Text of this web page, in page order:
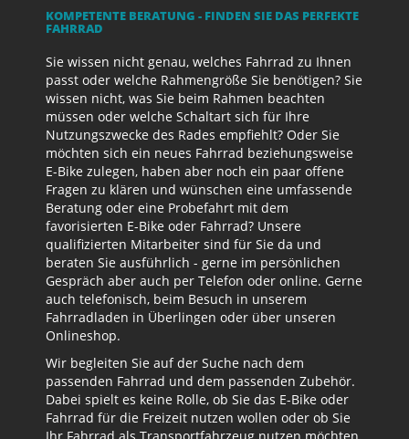
KOMPETENTE BERATUNG - FINDEN SIE DAS PERFEKTE
FAHRRAD
Sie wissen nicht genau, welches Fahrrad zu Ihnen
passt oder welche Rahmengröße Sie benötigen? Sie
wissen nicht, was Sie beim Rahmen beachten
müssen oder welche Schaltart sich für Ihre
Nutzungszwecke des Rades empfiehlt? Oder Sie
möchten sich ein neues Fahrrad beziehungsweise
E-Bike zulegen, haben aber noch ein paar offene
Fragen zu klären und wünschen eine umfassende
Beratung oder eine Probefahrt mit dem
favorisierten E-Bike oder Fahrrad? Unsere
qualifizierten Mitarbeiter sind für Sie da und
beraten Sie ausführlich - gerne im persönlichen
Gespräch aber auch per Telefon oder online. Gerne
auch telefonisch, beim Besuch in unserem
Fahrradladen in Überlingen oder über unseren
Onlineshop.
Wir begleiten Sie auf der Suche nach dem
passenden Fahrrad und dem passenden Zubehör.
Dabei spielt es keine Rolle, ob Sie das E-Bike oder
Fahrrad für die Freizeit nutzen wollen oder ob Sie
Ihr Fahrrad als Transportfahrzeug nutzen möchten.